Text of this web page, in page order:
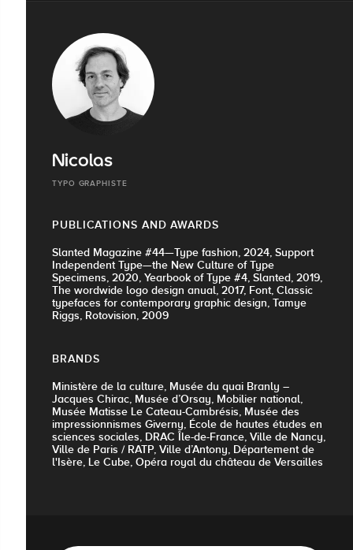
Nicolas
TYPO GRAPHISTE
PUBLICATIONS AND AWARDS
Slanted Magazine #44—Type fashion, 2024, Support
Independent Type—the New Culture of Type
Specimens, 2020, Yearbook of Type #4, Slanted, 2019,
The wordwide logo design anual, 2017, Font, Classic
typefaces for contemporary graphic design, Tamye
Riggs, Rotovision, 2009
BRANDS
Ministère de la culture, Musée du quai Branly –
Jacques Chirac, Musée d’Orsay, Mobilier national,
Musée Matisse Le Cateau-Cambrésis, Musée des
impressionnismes Giverny, École de hautes études en
sciences sociales, DRAC Île-de-France, Ville de Nancy,
Ville de Paris / RATP, Ville d’Antony, Département de
l'Isère, Le Cube, Opéra royal du château de Versailles